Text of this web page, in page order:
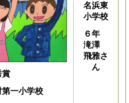
賞
一小学校
名浜東
小学校
６年
滝澤
飛雅さ
ん